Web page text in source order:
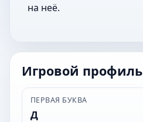
на неё.
Игровой профиль
ПЕРВАЯ БУКВА
Д